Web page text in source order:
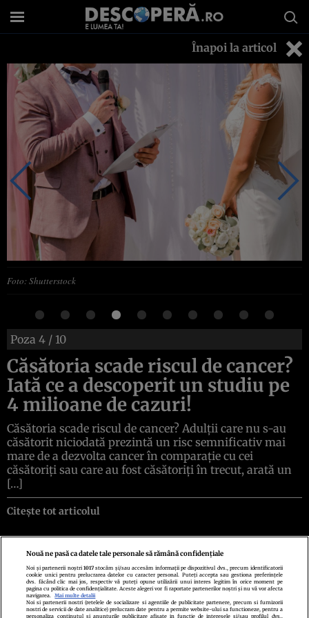
Înapoi la articol
Foto: Shutterstock
Poza 4 / 10
Căsătoria scade riscul de cancer?
Iată ce a descoperit un studiu pe
4 milioane de cazuri!
Căsătoria scade riscul de cancer? Adulții care nu s-au
căsătorit niciodată prezintă un risc semnificativ mai
mare de a dezvolta cancer în comparație cu cei
căsătoriți sau care au fost căsătoriți în trecut, arată un
[…]
Citește tot articolul
Politica de confidenţialitatePolitica de cookiesTermeni şi condiţii
Echipa redacționalăContactSetări Cookies
Nouă ne pasă ca datele tale personale să rămână confidențiale
Noi și partenerii noștri1017 stocăm și/sau accesăm informații pe dispozitivul dvs., precum identificatorii
cookie unici pentru prelucrarea datelor cu caracter personal. Puteți accepta sau gestiona preferințele
dvs. făcând clic mai jos, respectiv vă puteți opune utilizării unui interes legitim în orice moment pe
pagina cu politica de confidențialitate. Aceste alegeri vor fi raportate partenerilor noștri și nu vă vor afecta
navigarea.
Mai multe detalii
Noi si partenerii nostri (retelele de socializare si agentiile de publicitate partenere, precum si furnizorii
nostri de servicii de date analitice) prelucram date pentru a permite website-ului sa functioneze, pentru a
personaliza continutul si anunturile publicitare afisate in functie de interesele si/sau profilul dvs.,